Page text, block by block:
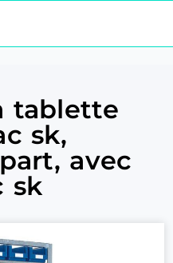
tablette
sk,
avec
sk